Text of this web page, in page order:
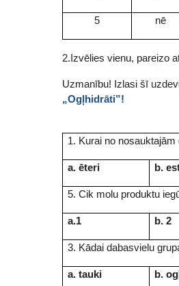
5 nē
2.Izvēlies vienu, pareizo
Uzmanību! Izlasi šī
„Ogļhidrāti”!
1. Kurai no
a. ēteri b.
5. Cik molu produktu
a.1 b. 2
3. Kādai dabasvielu
a. tauki b.